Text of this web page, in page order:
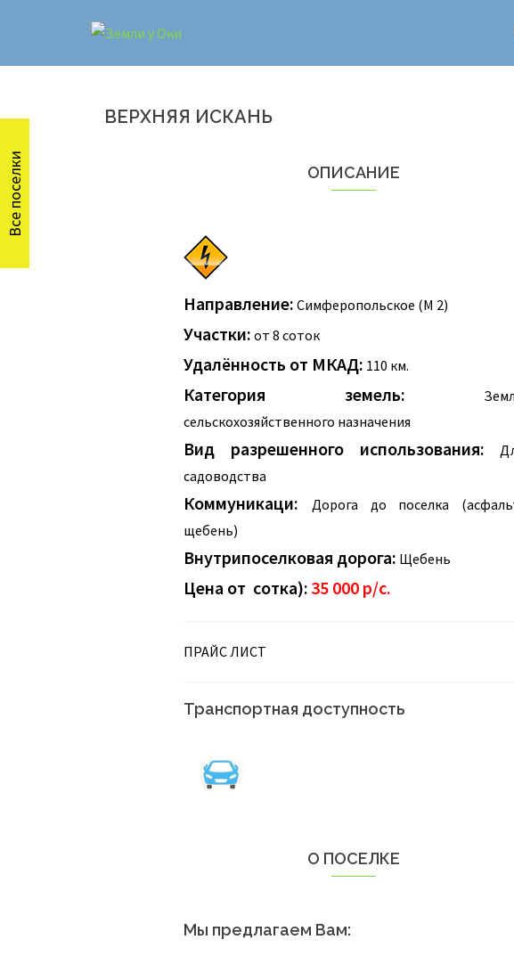
ВЕРХНЯЯ ИСКАНЬ
ОПИСАНИЕ
Направление: Симферопольское (М 2)
Участки: от 8 соток
Удалённость от МКАД: 110 км.
Категория земель:
сельскохозяйственного назначения
Вид разрешенного использования:
садоводства
Коммуникаци:
Дорога до поселка
щебень)
Внутрипоселковая дорога: Щебень
Цена от сотка): 35 000 р/с.
ПРАЙС ЛИСТ
Транспортная доступность
О ПОСЕЛКЕ
Мы предлагаем Вам:
Все поселки